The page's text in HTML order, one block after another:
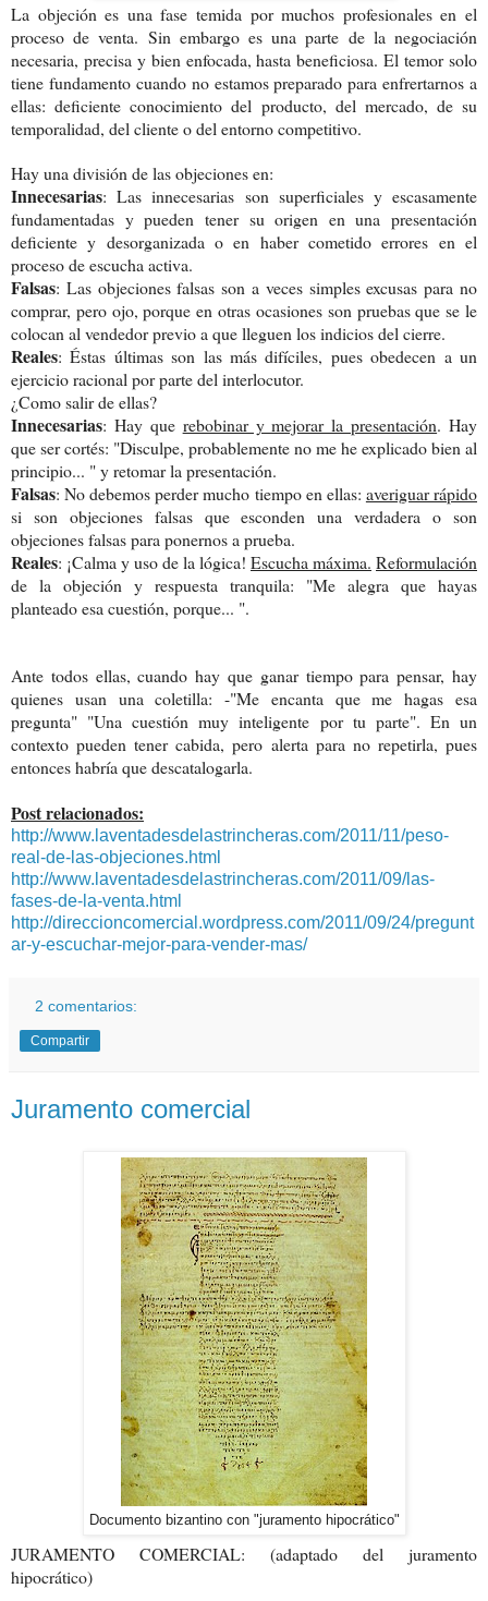
La objeción es una fase temida por muchos profesionales en el
proceso de venta. Sin embargo es una parte de la negociación
necesaria, precisa y bien enfocada, hasta beneficiosa. El temor solo
tiene fundamento cuando no estamos preparado para enfrertarnos a
ellas: deficiente conocimiento del producto, del mercado, de su
temporalidad, del cliente o del entorno competitivo.
Hay una división de las objeciones en:
Innecesarias: Las innecesarias son superficiales y escasamente
fundamentadas y pueden tener su origen en una presentación
deficiente y desorganizada o en haber cometido errores en el
proceso de escucha activa.
Falsas: Las objeciones falsas son a veces simples excusas para no
comprar, pero ojo, porque en otras ocasiones son pruebas que se le
colocan al vendedor previo a que lleguen los indicios del cierre.
Reales: Éstas últimas son las más difíciles, pues obedecen a un
ejercicio racional por parte del interlocutor.
¿Como salir de ellas?
Innecesarias: Hay que rebobinar y mejorar la presentación. Hay
que ser cortés: "Disculpe, probablemente no me he explicado bien al
principio... " y retomar la presentación.
Falsas: No debemos perder mucho tiempo en ellas: averiguar rápido
si son objeciones falsas que esconden una verdadera o son
objeciones falsas para ponernos a prueba.
Reales: ¡Calma y uso de la lógica! Escucha máxima. Reformulación
de la objeción y respuesta tranquila: "Me alegra que hayas
planteado esa cuestión, porque... ".
Ante todos ellas, cuando hay que ganar tiempo para pensar, hay
quienes usan una coletilla: -"Me encanta que me hagas esa
pregunta" "Una cuestión muy inteligente por tu parte". En un
contexto pueden tener cabida, pero alerta para no repetirla, pues
entonces habría que descatalogarla.
Post relacionados:
http://www.laventadesdelastrincheras.com/2011/11/peso-
real-de-las-objeciones.html
http://www.laventadesdelastrincheras.com/2011/09/las-
fases-de-la-venta.html
http://direccioncomercial.wordpress.com/2011/09/24/pregunt
ar-y-escuchar-mejor-para-vender-mas/
2 comentarios:
Compartir
Juramento comercial
Documento bizantino con "juramento hipocrático"
JURAMENTO COMERCIAL: (adaptado del juramento
hipocrático)